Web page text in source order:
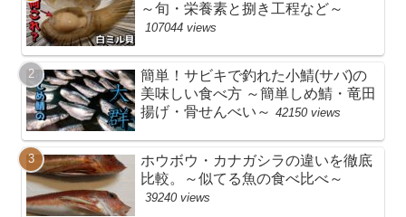
～旬・栄養素と捌き工程など～
107044 views
簡単！サビキで釣れた小鯖(サバ)の
美味しい食べ方 ～簡単しめ鯖・竜田
揚げ・骨せんべい～ 42150 views
ホウボウ・カナガシラの違いを徹底
比較。～似てる魚の食べ比べ～
39240 views